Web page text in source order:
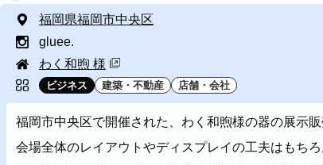
ご希望の撮影カテゴリをご確認いただけます。
最新の撮影実績もあわせて掲載していますの
建築・不動産
家族写真の撮影実績
家族
七五三 入学式・卒業式 成人式
ビジネスの撮影実績
わく和煦様の器の展示販売会を撮影｜福岡市中央区の
出張エリア
福岡県福岡市中央区
撮影エリア
gluee.
店名
わく和煦 様
カテゴリ
ビジネス 建築・不動産 店舗・会社
福岡市中央区で開催された、わく和煦様の器の展示販
会場全体のレイアウトやディスプレイの工夫はもち